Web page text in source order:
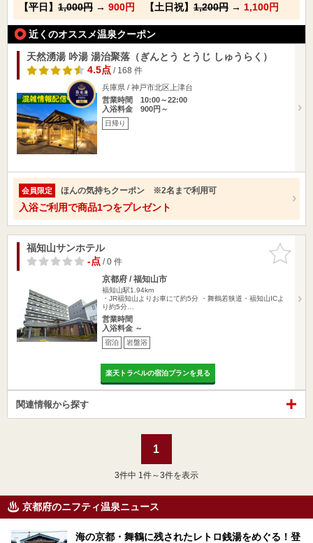
【平日】 1,000円 → 900円 【土日祝】 1,200円 → 1,100円
近くのオススメ温泉クーポン
天然湧湯 吟湯 湯治聚落（ぎんとう とうじ しゅうらく）
4.5点/ 168 件
兵庫県 / 神戸市北区上津台
営業時間 10:00～22:00
入浴料金 900円～
日帰り
会員限定 ほんの気持ちクーポン ※2名まで利用可
入浴ご利用で商品1つをプレゼント
お気に入
りに追加
福知山サンホテル
-点/ 0 件
京都府 / 福知山市
福知山駅1.94km
・JR福知山よりお車にて約5分 ・舞鶴若狭道・福知山ICよ
り約5分…
営業時間
入浴料金 ～
宿泊 岩盤浴
楽天トラベルの宿泊プランを見る
関連情報から探す
1
3件中 1件～3件を表示
京都府のニフティ温泉ニュース
海の京都・舞鶴に残されたレトロ銭湯をめぐる！登